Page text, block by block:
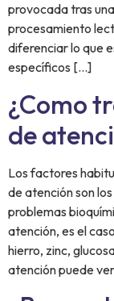
provocada tras
procesamiento
diferenciar lo que
específicos […]
¿Como
de
Los factores
de atención son
problemas
atención, es el
hierro, zinc,
atención puede